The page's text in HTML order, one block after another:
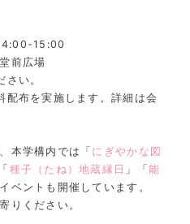
00-15:00
前広場
い。
配布を実施します。詳細は会
本学構内では「 にぎやかな図
種子（たね）地蔵縁日 」「 能
ベントも開催しています。
りください。